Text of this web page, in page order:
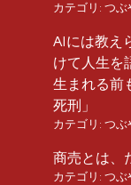
カテゴリ: つぶ
AIには教え
けて人生を
生まれる前
死刑」
カテゴリ: つぶ
商売とは、
カテゴリ: つぶ